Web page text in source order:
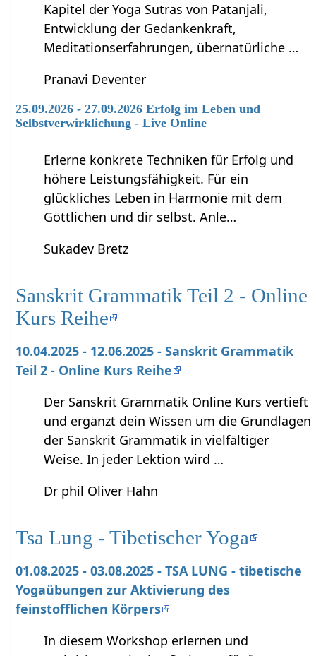
Kapitel der Yoga Sutras von Patanjali,
Entwicklung der Gedankenkraft,
Meditationserfahrungen, übernatürliche …
Pranavi Deventer
25.09.2026 - 27.09.2026 Erfolg im Leben und
Selbstverwirklichung - Live Online
Erlerne konkrete Techniken für Erfolg und
höhere Leistungsfähigkeit. Für ein
glückliches Leben in Harmonie mit dem
Göttlichen und dir selbst. Anle…
Sukadev Bretz
Sanskrit Grammatik Teil 2 - Online
Kurs Reihe
10.04.2025 - 12.06.2025 - Sanskrit Grammatik
Teil 2 - Online Kurs Reihe
Der Sanskrit Grammatik Online Kurs vertieft
und ergänzt dein Wissen um die Grundlagen
der Sanskrit Grammatik in vielfältiger
Weise. In jeder Lektion wird …
Dr phil Oliver Hahn
Tsa Lung - Tibetischer Yoga
01.08.2025 - 03.08.2025 - TSA LUNG - tibetische
Yogaübungen zur Aktivierung des
feinstofflichen Körpers
In diesem Workshop erlernen und